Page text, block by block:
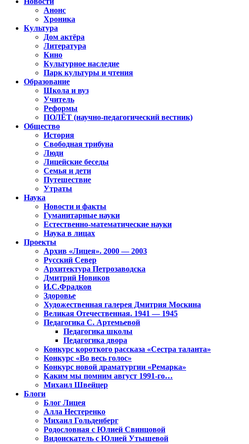
Анонс
Хроника
Культура
Дом актёра
Литература
Кино
Культурное наследие
Парк культуры и чтения
Образование
Школа и вуз
Учитель
Реформы
ПОЛЁТ (научно-педагогический вестник)
Общество
История
Свободная трибуна
Люди
Лицейские беседы
Семья и дети
Путешествие
Утраты
Наука
Новости и факты
Гуманитарные науки
Естественно-математические науки
Наука в лицах
Проекты
Архив «Лицея». 2000 — 2003
Русский Север
Архитектура Петрозаводска
Дмитрий Новиков
И.С.Фрадков
Здоровье
Художественная галерея Дмитрия Москина
Великая Отечественная. 1941 — 1945
Педагогика С. Артемьевой
Педагогика школы
Педагогика двора
Конкурс короткого рассказа «Сестра таланта»
Конкурс «Во весь голос»
Конкурс новой драматургии «Ремарка»
Каким мы помним август 1991-го…
Михаил Швейцер
Блоги
Блог Лицея
Алла Нестеренко
Михаил Гольденберг
Родословная с Юлией Свинцовой
Видоискатель с Юлией Утышевой